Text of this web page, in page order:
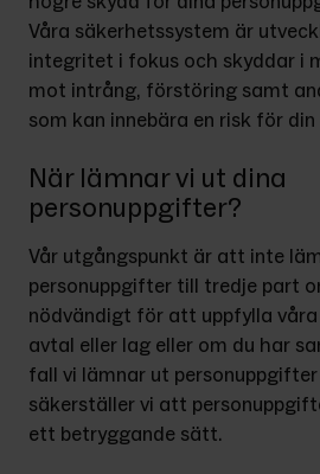
Våra säkerhetssystem är
integritet i fokus och skyddar i
mot intrång, förstöring samt
som kan innebära en risk för
När lämnar vi ut dina
personuppgifter?
Vår utgångspunkt är att inte
personuppgifter till tredje part
nödvändigt för att uppfylla
avtal eller lag eller om du har
fall vi lämnar ut
säkerställer vi att
ett betryggande sätt.